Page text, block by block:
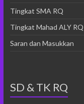
Tingkat SMA RQ
Tingkat Mahad ALY RQ
Saran dan Masukkan
SD & TK RQ